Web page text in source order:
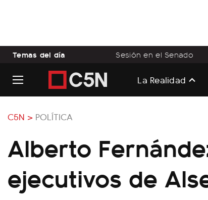
Temas del día Sesión en el Senado
La Realidad
C5N > POLÍTICA
Alberto
ejecutivos de